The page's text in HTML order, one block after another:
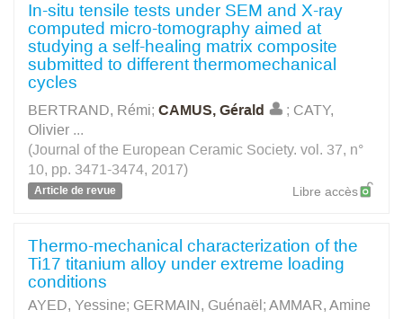
In-situ tensile tests under SEM and X-ray
computed micro-tomography aimed at
studying a self-healing matrix composite
submitted to different thermomechanical
cycles
BERTRAND, Rémi; CAMUS, Gérald ; CATY,
Olivier ...
(Journal of the European Ceramic Society. vol. 37, n°
10, pp. 3471-3474, 2017)
Article de revue Libre accès
Thermo-mechanical characterization of the
Ti17 titanium alloy under extreme loading
conditions
AYED, Yessine; GERMAIN, Guénaël ; AMMAR, Amine